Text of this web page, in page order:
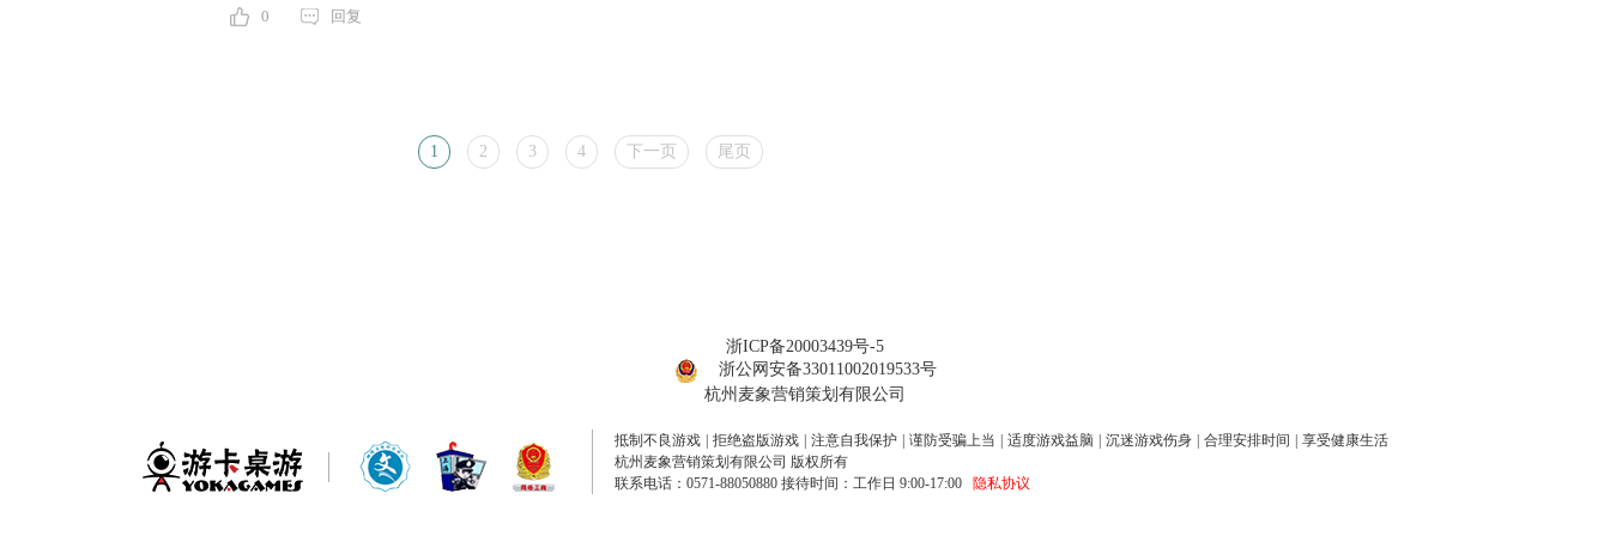
0 回复
1 2 3 4 下一页 尾页
浙ICP备20003439号-5
浙公网安备33011002019533号
杭州麦象营销策划有限公司
抵制不良游戏 拒绝盗版游戏 注意自我保护 谨防受骗上当 适度游戏益脑 沉迷游戏伤身 合理安排时间
享受健康生活
杭州麦象营销策划有限公司 版权所有
联系电话：0571-88050880 接待时间：工作日 9:00-17:00
隐私协议